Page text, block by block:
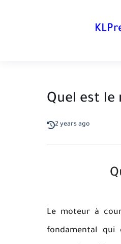
Quel est
2 years ago
Le moteur à
fondamental qui